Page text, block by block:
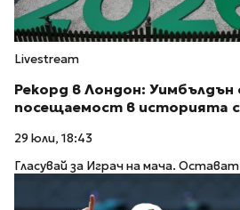
Livestream
Рекорд в Лондон: Уимбълдън
посещаемост в историята
29 юли, 18:43
Гласувай за Играч на мача.